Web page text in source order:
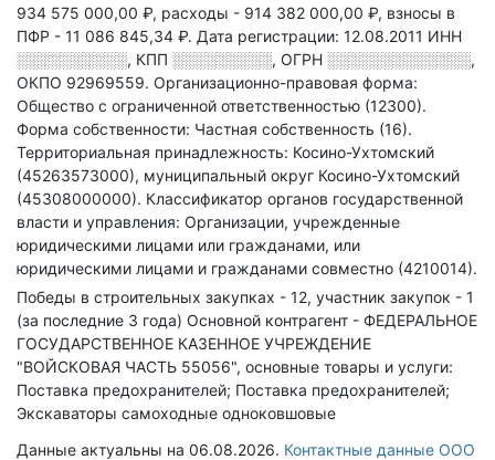
934 575 000,00 ₽, расходы - 914 382 000,00 ₽, взносы в
ПФР - 11 086 845,34 ₽. Дата регистрации: 12.08.2011 ИНН
░░░░░░░░░░, КПП ░░░░░░░░░, ОГРН ░░░░░░░░░░░░░,
ОКПО 92969559. Организационно-правовая форма:
Общество с ограниченной ответственностью (12300).
Форма собственности: Частная собственность (16).
Территориальная принадлежность: Косино-Ухтомский
(45263573000), муниципальный округ Косино-Ухтомский
(45308000000). Классификатор органов государственной
власти и управления: Организации, учрежденные
юридическими лицами или гражданами, или
юридическими лицами и гражданами совместно (4210014).
Победы в строительных закупках - 12, участник закупок - 1
(за последние 3 года) Основной контрагент - ФЕДЕРАЛЬНОЕ
ГОСУДАРСТВЕННОЕ КАЗЕННОЕ УЧРЕЖДЕНИЕ
"ВОЙСКОВАЯ ЧАСТЬ 55056", основные товары и услуги:
Поставка предохранителей; Поставка предохранителей;
Экскаваторы самоходные одноковшовые
Данные актуальны на 06.08.2026. Контактные данные ООО